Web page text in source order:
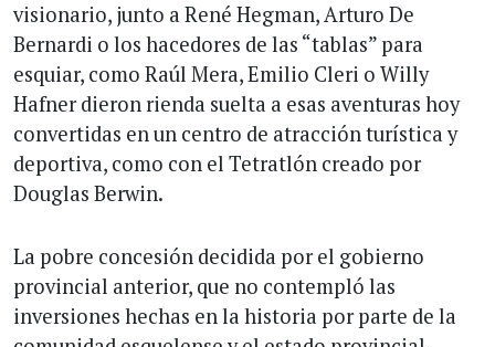
visionario, junto a René Hegman, Arturo De
Bernardi o los hacedores de las “tablas” para
esquiar, como Raúl Mera, Emilio Cleri o Willy
Hafner dieron rienda suelta a esas aventuras hoy
convertidas en un centro de atracción turística y
deportiva, como con el Tetratlón creado por
Douglas Berwin.
La pobre concesión decidida por el gobierno
provincial anterior, que no contempló las
inversiones hechas en la historia por parte de la